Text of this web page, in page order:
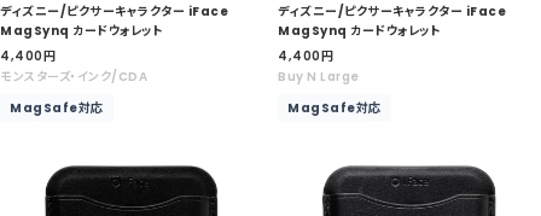
ディズニー/ピクサーキャラクター iFace
MagSynq カードウォレット
セ
ー
価
4,400円
モンスターズ・インク/CDA
MagSafe対応
ディズニー/ピクサーキャラクター iFace
MagSynq カードウォレット
セ
ー
価
4,400円
Buy N Large
MagSafe対応